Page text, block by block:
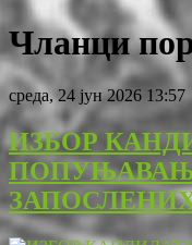
Чланци
среда, 24 јун 2026 13:57
ИЗБОР